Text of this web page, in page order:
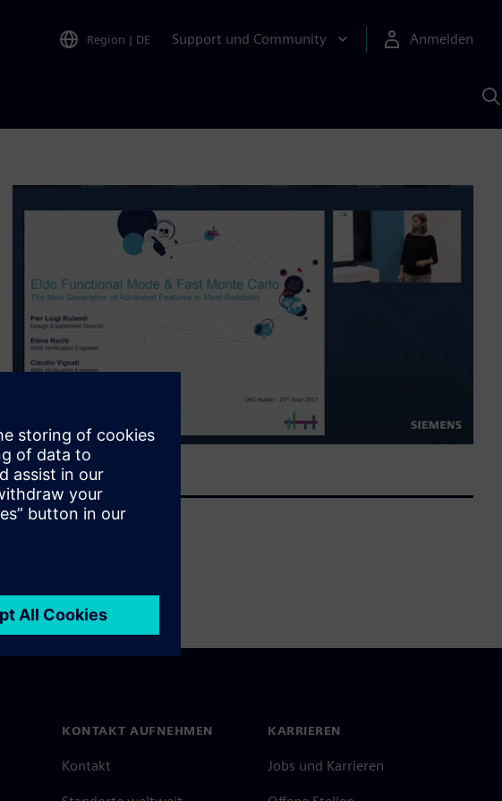
Region | DE Support und Community Anmelden
KI
KONTAKT AUFNEHMEN
Kontakt
KARRIEREN
Jobs und Karrieren